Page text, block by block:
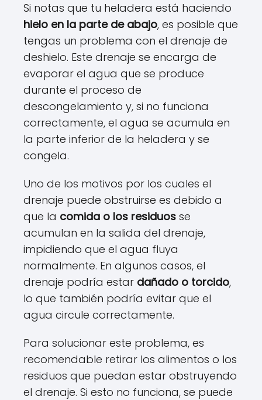
Si notas que tu heladera está haciendo
hielo en la parte de abajo, es posible que
tengas un problema con el drenaje de
deshielo. Este drenaje se encarga de
evaporar el agua que se produce
durante el proceso de
descongelamiento y, si no funciona
correctamente, el agua se acumula en
la parte inferior de la heladera y se
congela.
Uno de los motivos por los cuales el
drenaje puede obstruirse es debido a
que la comida o los residuos se
acumulan en la salida del drenaje,
impidiendo que el agua fluya
normalmente. En algunos casos, el
drenaje podría estar dañado o torcido,
lo que también podría evitar que el
agua circule correctamente.
Para solucionar este problema, es
recomendable retirar los alimentos o los
residuos que puedan estar obstruyendo
el drenaje. Si esto no funciona, se puede